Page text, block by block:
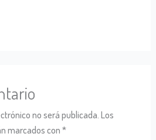
no será publicada. Los
marcados con *